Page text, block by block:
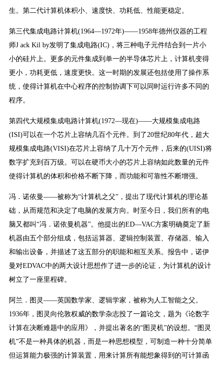
生。第二代计算机体积小、速度快、功耗低、性能更稳定。
第三代集成电路计算机(1964—1972年)——1958年德州仪器的工程
师J ack Kil by发明了集成电路(IC)，将三种电子元件结合到一片小
小的硅片上。更多的元件集成到单一的半导体芯片上，计算机变得
更小，功耗更低，速度更快。这一时期的发展还包括使用了操作系
统，使得计算机在中心程序的控制协调下可以同时运行许多不同的
程序。
第四代大规模集成电路计算机(1972—现在)——大规模集成电路
(ISI)可以在一个芯片上容纳几百个元件。到了20世纪80年代，超大
规模集成电路(VISI)在芯片上容纳了几十万个元件，后来的(UISI)将
数字扩充到百万级。可以在硬币大小的芯片上容纳如此数量的元件
使得计算机的体积和价格不断下降，而功能和可靠性不断增强。
冯．诺依曼——被称为“计算机之父”，提出了现代计算机的理论基
础，从而规范和决定了电脑的发展方向。时至今日，我们所有的电
脑又都叫“冯．诺依曼机器”。他提出的ED—VAC方案明确奠定了新
机器由五个部分组成，包括运算器、逻辑控制装置、存储器、输入
和输出设备，并描述了这五部分的职能和相互关系。报告中，诺伊
曼对EDVAC中的两大设计思想作了进一步的论证，为计算机的设计
树立了一座里程碑。
阿兰．图灵——英国数学家、逻辑学家，被称为人工智能之父。
1936年，图灵向伦敦权威的数学杂志投了一篇论文，题为《论数字
计算在决断难题中的应用》，并提出著名的“图灵机”的设想。“图灵
机”不是一种具体的机器，而是一种思想模型，可制造一种十分简单
但运算能力极强的计算装置，用来计算所有能想象得到的可计算函